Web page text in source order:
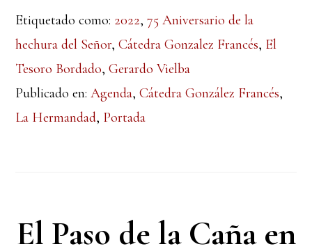
Etiquetado como: 2022,75 Aniversario de la
hechura del Señor,Cátedra Gonzalez Francés, El
Tesoro Bordado,Gerardo Vielba
Publicado en:Agenda,Cátedra González Francés,
La Hermandad, Portada
El Paso de la Caña en